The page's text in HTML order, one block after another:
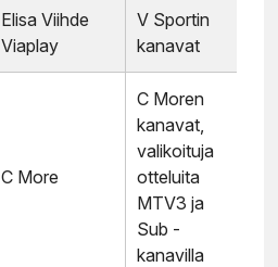
Elisa Viihde
Viaplay
V Sportin
kanavat
C More
C Moren
kanavat,
valikoituja
otteluita
MTV3 ja
Sub -
kanavilla